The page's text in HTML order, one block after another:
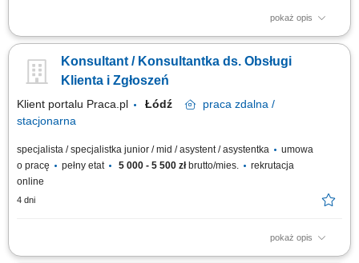
pokaż opis
Praca wg grafiku Godziny pracy: od 8:00 do 18:00, od pon. do pt. oraz w
przyjmowanie zleceń od klientów firmy, przekazywanie do realizacji,
monitorowanie i raportowanie wykonania; obsługa reklamacji;
Konsultant / Konsultantka ds. Obsługi
Klienta i Zgłoszeń
Klient portalu Praca.pl Łódź praca zdalna /
stacjonarna
specjalista / specjalistka junior / mid / asystent / asystentka
umowa
o pracę
pełny etat 5 000 - 5 500 złbrutto/mies.
rekrutacja
online
4 dni
pokaż opis
przyjmowanie zgłoszeń i zleceń od klientów oraz przekazywanie ich do